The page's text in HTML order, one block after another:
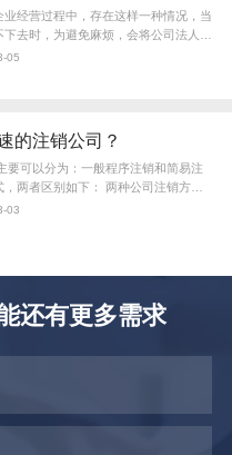
业经营过程中，存在这样一种情况，当
下去时，为避免麻烦，会将公司法人变
，以免去公司注销的繁琐程序。那么，
05
的注销公司？
要可以分为：一般程序注销和简易注
，两者区别如下： 两种公司注销方式
。一般程序注销需要先前往税务部门注
03
还有更多需求